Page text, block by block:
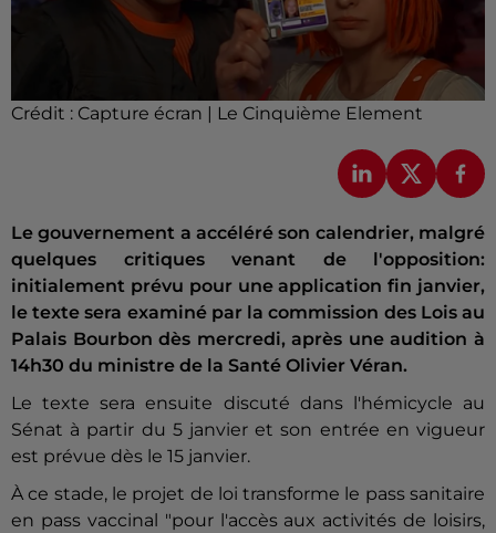
Crédit : Capture écran | Le Cinquième Element
Le gouvernement a accéléré son calendrier, malgré
quelques critiques venant de l'opposition:
initialement prévu pour une application fin janvier,
le texte sera examiné par la commission des Lois au
Palais Bourbon dès mercredi, après une audition à
14h30 du ministre de la Santé Olivier Véran.
Le texte sera ensuite discuté dans l'hémicycle au
Sénat à partir du 5 janvier et son entrée en vigueur
est prévue dès le 15 janvier.
À ce stade, le projet de loi transforme le pass sanitaire
en pass vaccinal "pour l'accès aux activités de loisirs,